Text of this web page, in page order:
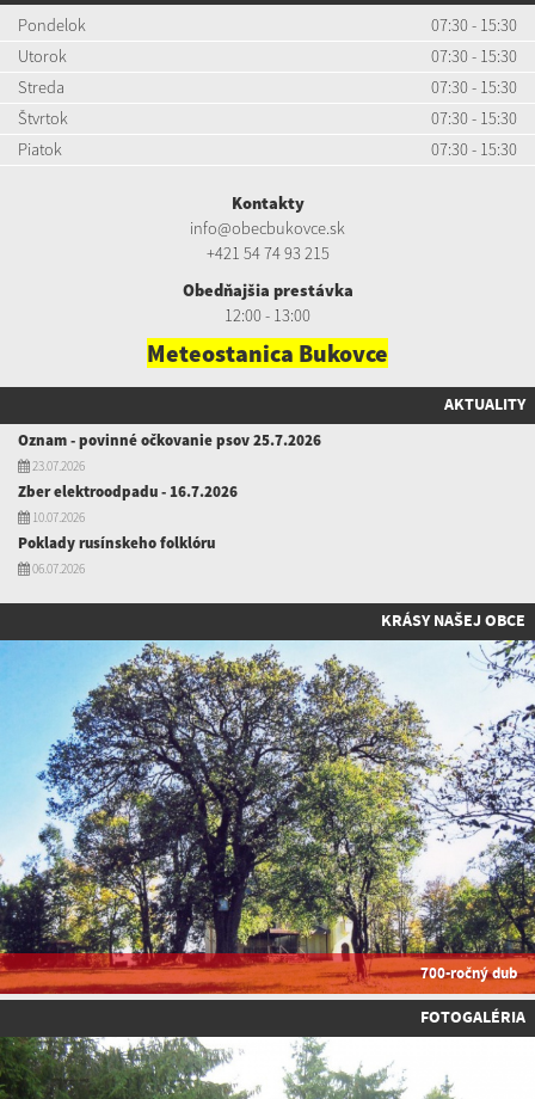
Pondelok
07:30 - 15:30
Utorok
07:30 - 15:30
Streda
07:30 - 15:30
Štvrtok
07:30 - 15:30
Piatok
07:30 - 15:30
Kontakty
info@obecbukovce.sk
+421 54 74 93 215
Obedňajšia prestávka
12:00 - 13:00
Meteostanica Bukovce
AKTUALITY
Oznam - povinné očkovanie psov 25.7.2026
23.07.2026
Zber elektroodpadu - 16.7.2026
10.07.2026
Poklady rusínskeho folklóru
06.07.2026
KRÁSY NAŠEJ OBCE
700-ročný dub
FOTOGALÉRIA